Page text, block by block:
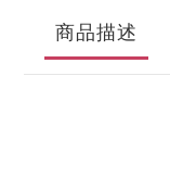
商品描述